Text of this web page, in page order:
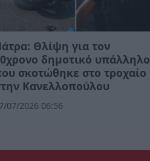
Θλίψη για τον
δημοτικό υπάλληλο
σκοτώθηκε στο τροχαίο
Κανελλοπούλου
07/2026 06:56